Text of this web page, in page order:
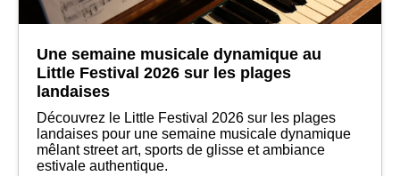
Une semaine musicale dynamique au
Little Festival 2026 sur les plages
landaises
Découvrez le Little Festival 2026 sur les plages
landaises pour une semaine musicale dynamique
mêlant street art, sports de glisse et ambiance
estivale authentique.